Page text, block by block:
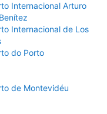
Internacional Arturo
Internacional de Los
do Porto
de Montevidéu